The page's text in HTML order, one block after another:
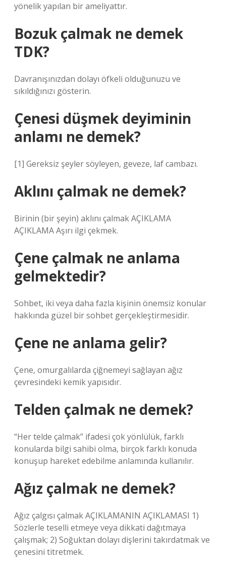
yönelik yapılan bir ameliyattır.
Bozuk çalmak ne demek
TDK?
Davranışınızdan dolayı öfkeli olduğunuzu ve
sıkıldığınızı gösterin.
Çenesi düşmek deyiminin
anlamı ne demek?
[1] Gereksiz şeyler söyleyen, geveze, laf cambazı.
Aklını çalmak ne demek?
Birinin (bir şeyin) aklını çalmak AÇIKLAMA
AÇIKLAMA Aşırı ilgi çekmek.
Çene çalmak ne anlama
gelmektedir?
Sohbet, iki veya daha fazla kişinin önemsiz konular
hakkında güzel bir sohbet gerçekleştirmesidir.
Çene ne anlama gelir?
Çene, omurgalılarda çiğnemeyi sağlayan ağız
çevresindeki kemik yapısıdır.
Telden çalmak ne demek?
“Her telde çalmak” ifadesi çok yönlülük, farklı
konularda bilgi sahibi olma, birçok farklı konuda
konuşup hareket edebilme anlamında kullanılır.
Ağız çalmak ne demek?
Ağız çalgısı çalmak AÇIKLAMANIN AÇIKLAMASI 1)
Sözlerle teselli etmeye veya dikkati dağıtmaya
çalışmak; 2) Soğuktan dolayı dişlerini takırdatmak ve
çenesini titretmek.